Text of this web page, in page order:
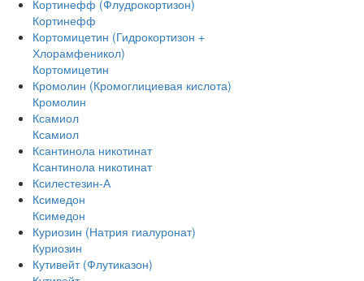
Кортинефф (Флудрокортизон)
Кортинефф
Кортомицетин (Гидрокортизон +
Хлорамфеникол)
Кортомицетин
Кромолин (Кромоглициевая кислота)
Кромолин
Ксамиол
Ксамиол
Ксантинола никотинат
Ксантинола никотинат
Ксилестезин-А
Ксимедон
Ксимедон
Куриозин (Натрия гиалуронат)
Куриозин
Кутивейт (Флутиказон)